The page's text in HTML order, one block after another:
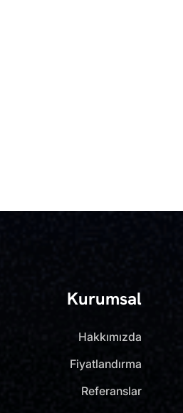
Kurumsal
Hakkımızda
Fiyatlandırma
Referanslar